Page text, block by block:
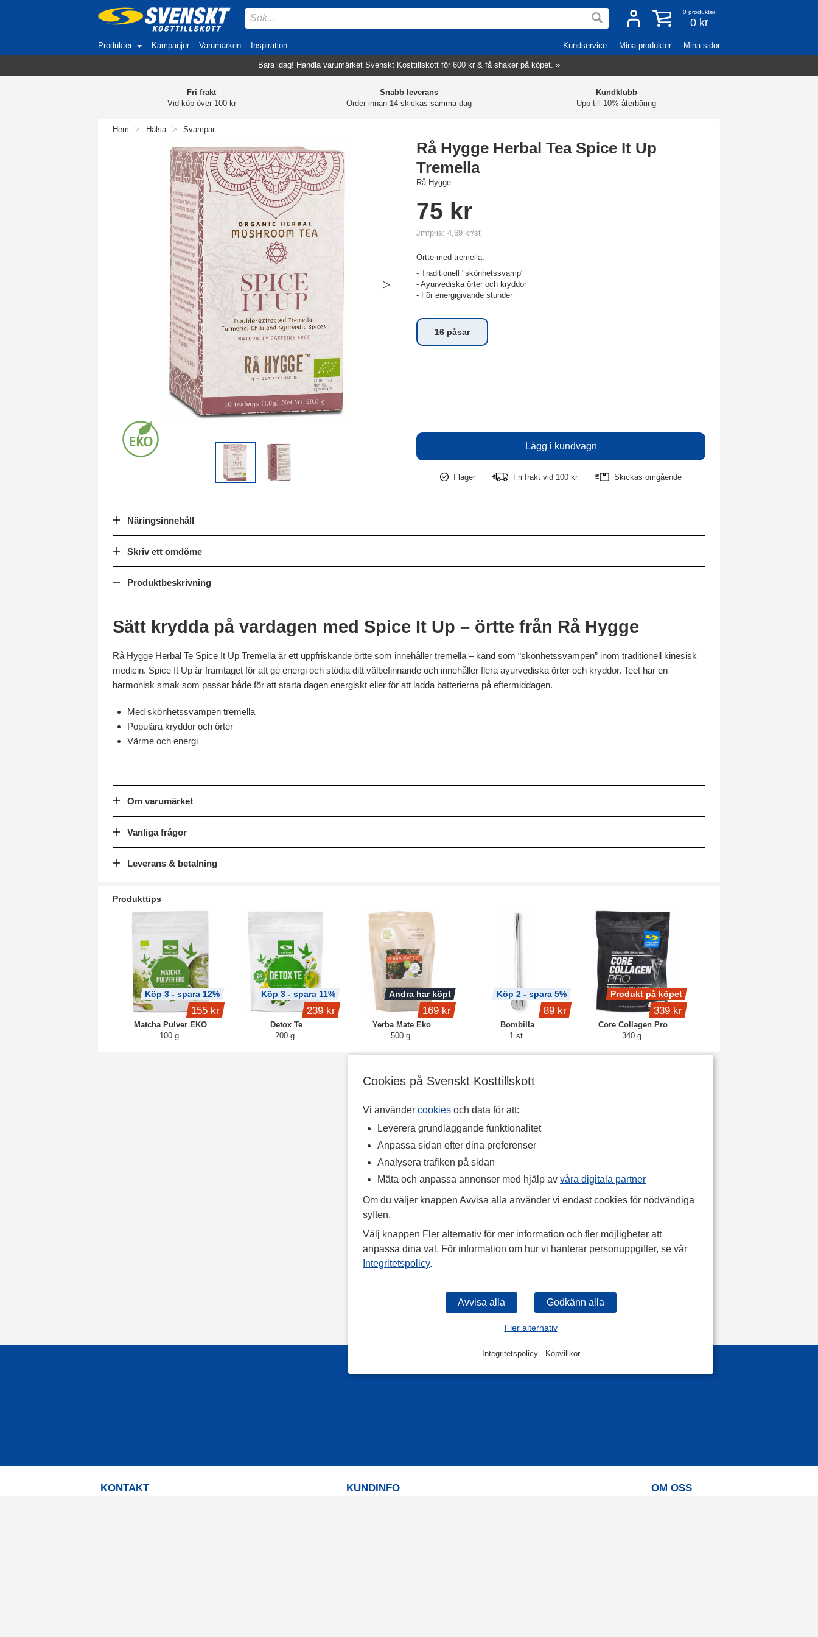
Cookies på Svenskt Kosttillskott
Vi använder cookies och data för att:
Leverera grundläggande funktionalitet
Anpassa sidan efter dina preferenser
Analysera trafiken på sidan
Mäta och anpassa annonser med hjälp av våra digitala partner
Om du väljer knappen Avvisa alla använder vi endast cookies för nödvändiga
syften.
Välj knappen Fler alternativ för mer information och fler möjligheter att
anpassa dina val. För information om hur vi hanterar personuppgifter, se vår
Integritetspolicy.
Fler alternativ
Integritetspolicy- Köpvillkor
0 produkter
0 kr
Produkter Kampanjer Varumärken Inspiration Kundservice Mina produkter Mina sidor
Bara idag! Handla varumärket Svenskt Kosttillskott för 600 kr & få shaker på köpet. »
Fri frakt
Vid köp över 100 kr
Snabb leverans
Order innan 14 skickas samma dag
Kundklubb
Upp till 10% återbäring
Hem > Hälsa > Svampar
Rå Hygge Herbal Tea Spice It Up
Tremella
Rå Hygge
75 kr
Jmfpris: 4,69 kr/st
Örtte med tremella.
- Traditionell "skönhetssvamp"
- Ayurvediska örter och kryddor
- För energigivande stunder
16 påsar
I lager Fri frakt vid 100 kr Skickas omgående
Näringsinnehåll
Skriv ett omdöme
Produktbeskrivning
Sätt krydda på vardagen med Spice It Up – örtte från Rå Hygge
Rå Hygge Herbal Te Spice It Up Tremella är ett uppfriskande örtte som innehåller tremella – känd som “skönhetssvampen” inom traditionell kinesisk
medicin. Spice It Up är framtaget för att ge energi och stödja ditt välbefinnande och innehåller flera ayurvediska örter och kryddor. Teet har en
harmonisk smak som passar både för att starta dagen energiskt eller för att ladda batterierna på eftermiddagen.
Med skönhetssvampen tremella
Populära kryddor och örter
Värme och energi
Om varumärket
Vanliga frågor
Leverans & betalning
Produkttips
Matcha Pulver EKO
100 g
Köp 3 - spara 12%
155 kr
Detox Te
200 g
Köp 3 - spara 11%
239 kr
Yerba Mate Eko
500 g
Andra har köpt
169 kr
Bombilla
1 st
Köp 2 - spara 5%
89 kr
Core Collagen Pro
340 g
Produkt på köpet
339 kr
KONTAKT KUNDINFO OM OSS